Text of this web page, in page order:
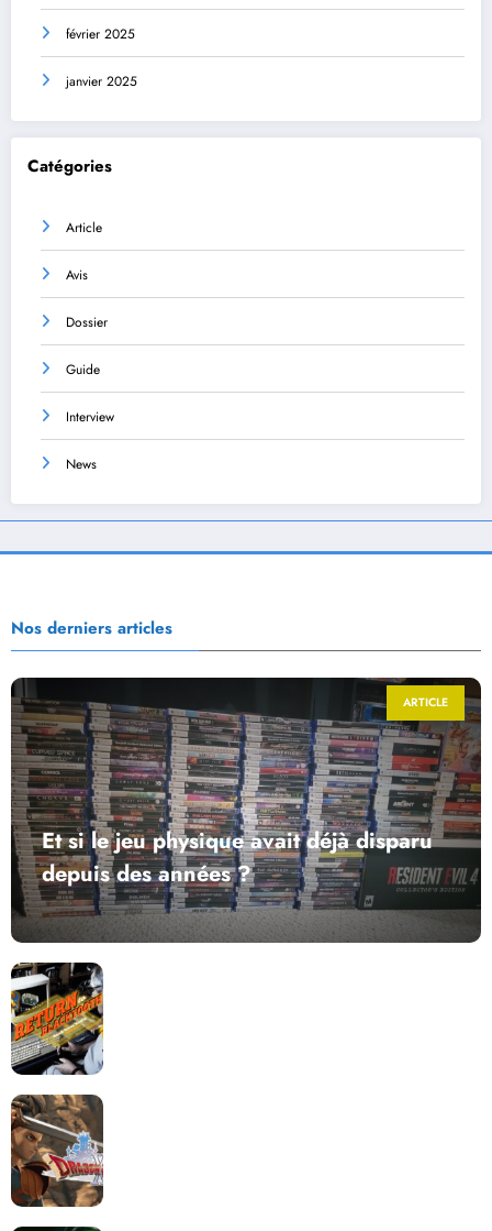
février 2025
janvier 2025
Catégories
Article
Avis
Dossier
Guide
Interview
News
Nos derniers articles
ARTICLE
Et si le jeu physique avait déjà disparu
depuis des années ?